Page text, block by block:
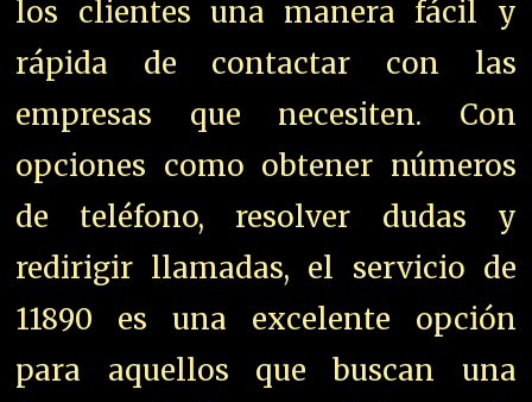
los clientes una manera fácil y
rápida de contactar con las
empresas que necesiten. Con
opciones como obtener números
de teléfono, resolver dudas y
redirigir llamadas, el servicio de
11890 es una excelente opción
para aquellos que buscan una